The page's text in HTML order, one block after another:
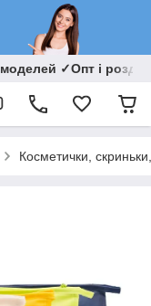
✓Опт і
Косметички,